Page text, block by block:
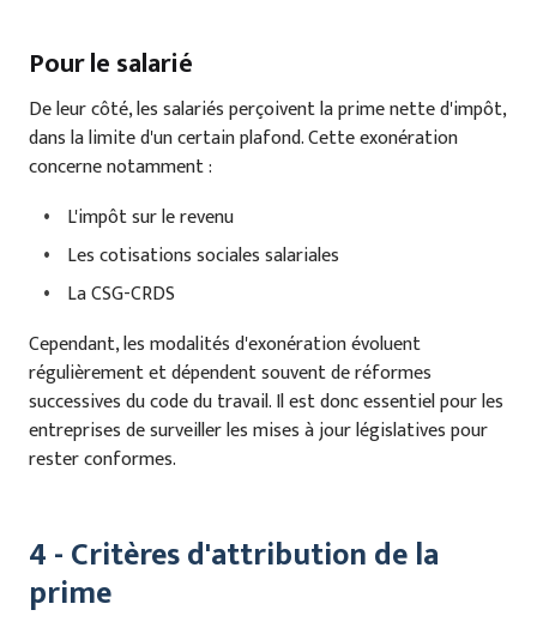
Pour le salarié
De leur côté, les salariés perçoivent la prime nette d'impôt,
dans la limite d'un certain plafond. Cette exonération
concerne notamment :
L'impôt sur le revenu
Les cotisations sociales salariales
La CSG-CRDS
Cependant, les modalités d'exonération évoluent
régulièrement et dépendent souvent de réformes
successives du code du travail. Il est donc essentiel pour les
entreprises de surveiller les mises à jour législatives pour
rester conformes.
4 - Critères d'attribution de la
prime